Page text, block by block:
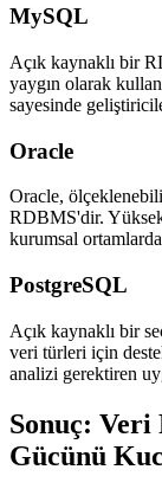
MySQL
Açık kaynaklı bir
yaygın olarak
sayesinde
Oracle
Oracle,
RDBMS'dir.
kurumsal
PostgreSQL
Açık kaynaklı bir
veri türleri için
analizi gerektiren
Sonuç: Veri
Gücünü